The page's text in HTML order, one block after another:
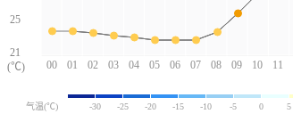
00 01 02 03 04 05 06 07 08 09 10 11
25
21
(℃)
气温(℃) -30 -25 -20 -15 -10 -5 0 5